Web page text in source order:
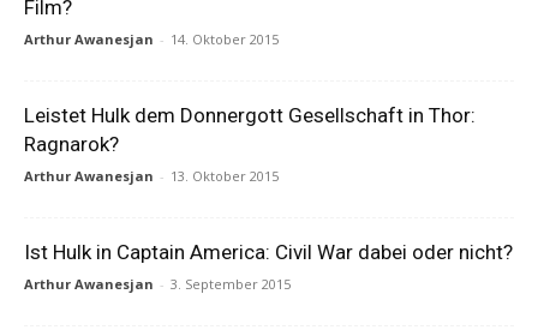
Film?
Arthur Awanesjan - 14. Oktober 2015
Leistet Hulk dem Donnergott Gesellschaft in Thor:
Ragnarok?
Arthur Awanesjan - 13. Oktober 2015
Ist Hulk in Captain America: Civil War dabei oder nicht?
Arthur Awanesjan - 3. September 2015